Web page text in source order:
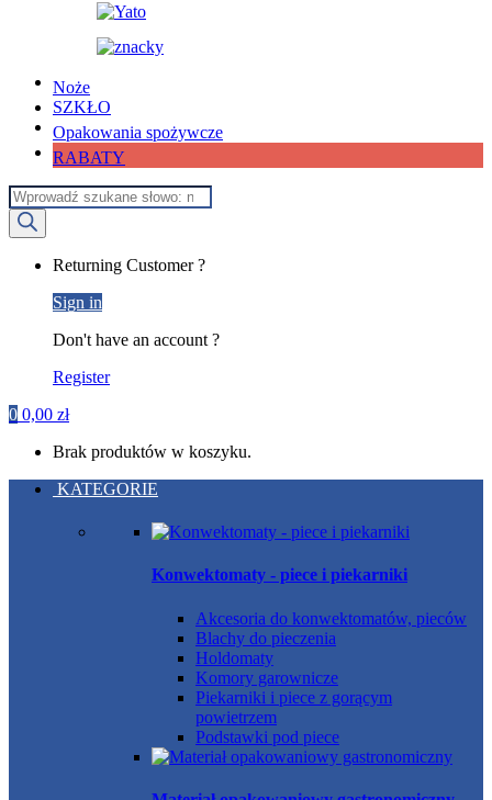
Noże
SZKŁO
Opakowania spożywcze
RABATY
Wyszukiwarka
produktów
Returning Customer ?
Sign in
Don't have an account ?
Register
0 0,00 zł
Brak produktów w koszyku.
KATEGORIE
Konwektomaty - piece i piekarniki
Akcesoria do konwektomatów, pieców
Blachy do pieczenia
Holdomaty
Komory garownicze
Piekarniki i piece z gorącym
powietrzem
Podstawki pod piece